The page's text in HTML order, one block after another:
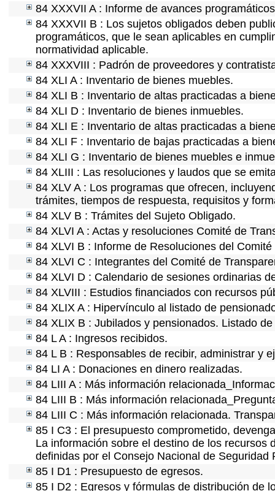
84 XXXVII A : Informe de avances
84 XXXVII B : Los sujetos obligados deben
programáticos, que le sean aplicables en
normatividad aplicable.
84 XXXVIII : Padrón de proveedores y
84 XLI A : Inventario de bienes muebles.
84 XLI B : Inventario de altas practicadas a
84 XLI D : Inventario de bienes inmuebles.
84 XLI E : Inventario de altas practicadas a
84 XLI F : Inventario de bajas practicadas a
84 XLI G : Inventario de bienes muebles e
84 XLIII : Las resoluciones y laudos que se
84 XLV A : Los programas que ofrecen,
trámites, tiempos de respuesta, requisitos y
84 XLV B : Trámites del Sujeto Obligado.
84 XLVI A : Actas y resoluciones Comité de
84 XLVI B : Informe de Resoluciones del
84 XLVI C : Integrantes del Comité de
84 XLVI D : Calendario de sesiones ordinarias
84 XLVIII : Estudios financiados con recursos
84 XLIX A : Hipervínculo al listado de
84 XLIX B : Jubilados y pensionados. Listado
84 L A : Ingresos recibidos.
84 L B : Responsables de recibir, administrar y
84 LI A : Donaciones en dinero realizadas.
84 LIII A : Más información
84 LIII B : Más información
84 LIII C : Más información relacionada.
85 I C3 : El presupuesto comprometido,
La información sobre el destino de los
definidas por el Consejo Nacional de Seguridad
85 I D1 : Presupuesto de egresos.
85 I D2 : Egresos y fórmulas de distribución de